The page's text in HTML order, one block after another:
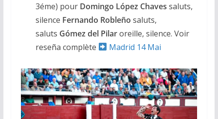
3éme) pour Domingo López Chaves saluts,
silence Fernando Robleño saluts,
saluts Gómez del Pilaroreille, silence. Voir
reseña complète
Madrid 14 Mai